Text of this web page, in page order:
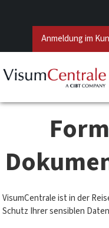
Anmeldung im
VisumCentrale ist in der
Schutz Ihrer sensiblen